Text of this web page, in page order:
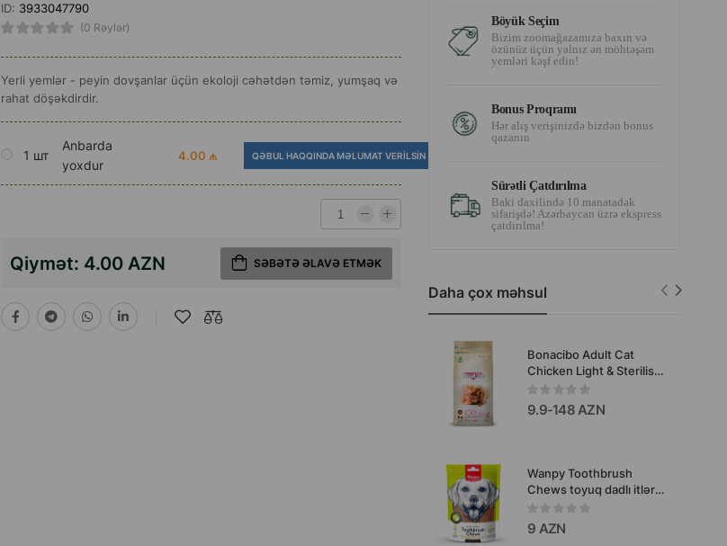
ID: 3933047790
(0 Rəylər)
Yerli yemlər - peyin dovşanlar üçün ekoloji cəhətdən təmiz, yumşaq və
rahat döşəkdirdir.
1 шт
Anbarda
yoxdur
4.00 ₼ QƏBUL HAQQINDA MƏLUMAT VERILSIN
Qiymət: 4.00 AZN SƏBƏTƏ ƏLAVƏ ETMƏK
Böyük Seçim
Bizim zoomağazamıza baxın və
özünüz üçün yalnız ən möhtəşəm
yemləri kəşf edin!
Bonus Proqramı
Hər alış verişinizdə bizdən bonus
qazanın
Sürətli Çatdırılma
Baki daxilində 10 manatadək
sifarişdə! Azərbaycan üzrə ekspress
çatdırılma!
Daha çox məhsul
Bonacibo Adult Cat
Chicken Light & Sterilised
quru yem-yetkin sterilizə
edilmiş və piylənməyə
meylli bütün cinslərdən
9.9-148 AZN
Wanpy Toothbrush
Chews toyuq dadlı itlər
üçün lağım yem. 100 qr.
9 AZN